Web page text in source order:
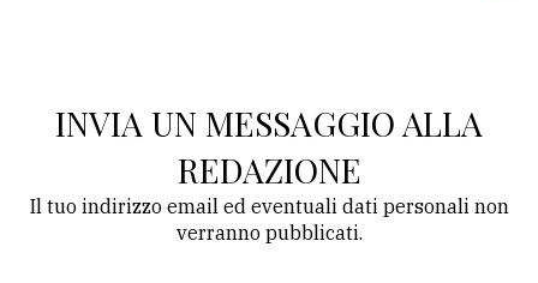
INVIA UN MESSAGGIO ALLA
REDAZIONE
Il tuo indirizzo email ed eventuali dati personali non
verranno pubblicati.